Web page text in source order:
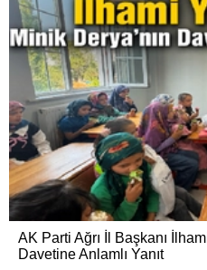
AK Parti Ağrı İl Başkanı
Davetine Anlamlı Yanıt